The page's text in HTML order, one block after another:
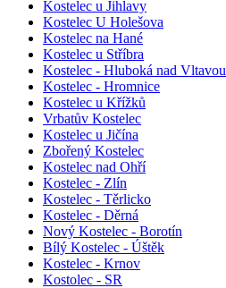
Kostelec u Jihlavy
Kostelec U Holešova
Kostelec na Hané
Kostelec u Stříbra
Kostelec - Hluboká nad Vltavou
Kostelec - Hromnice
Kostelec u Křížků
Vrbatův Kostelec
Kostelec u Jičína
Zbořený Kostelec
Kostelec nad Ohří
Kostelec - Zlín
Kostelec - Těrlicko
Kostelec - Děrná
Nový Kostelec - Borotín
Bílý Kostelec - Úštěk
Kostelec - Krnov
Kostolec - SR